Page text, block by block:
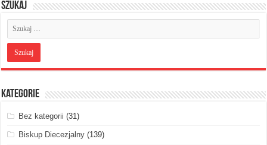
Szukaj
Kategorie
Bez kategorii (31)
Biskup Diecezjalny (139)